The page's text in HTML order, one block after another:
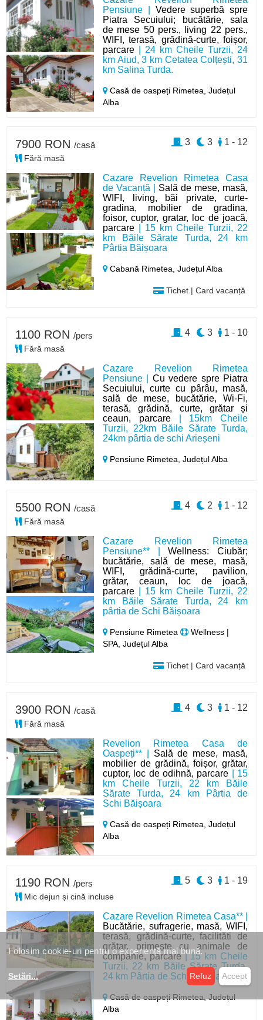
Pensiune | Vedere superbă spre
Piatra Secuiului; bucătărie, sala
de mese 50 pers., living 22 pers.,
WIFI, terasă, grădină-curte, foișor,
parcare | 24 km Cheile Turzii, 24
km Aiud, 3 km Cetatea Colțești, 31
km Salina Turda.
Casă de oaspeți Rimetea,Județul
Alba
Cazare Revelion Rimetea Casa
de Vacanță | Sală de mese, masă,
WIFI, living, băi private, curte-
gradina, mobilier de gradina,
foisor, cuptor, gratar, loc de joacă,
parcare | 15 km Cheile Turzii, 22
km Băile Sărate Turda, 24 km
Pârtia Băișoara
Cabană Rimetea,Județul Alba
Tichet | Card vacanță
7900 RON /casă
Fără masă
1 - 12
3
3
Cazare Revelion Rimetea
Pensiune | Cu vedere spre Piatra
Secuiului, curte cu pârâu, masă,
sală de mese, bucătărie, Wi-Fi,
terasă, grădină, curte, grătar și
ceaun, parcare| 15km Cheile
Turzii, 22km Băile Sărate Turda,
24km pârtia de schi Arieșeni
Pensiune Rimetea,Județul Alba
1100 RON /pers
Fără masă
1 - 10
3
4
Cazare Revelion Rimetea
Pensiune** |Wellness: Ciubăr;
bucătărie, sală de mese, masă,
WIFI, grădină-curte, pavilion,
grătar, ceaun, loc de joacă,
parcare | 15 km Cheile Turzii, 22
km Băile Sărate Turda, 24 km
pârtia de Schi Băișoara
Pensiune Rimetea
Wellness |
SPA, Județul Alba
Tichet | Card vacanță
5500 RON /casă
Fără masă
1 - 12
2
4
Revelion Rimetea Casa de
Oaspeți** | Sală de mese, masă,
mobilier de grădină, foișor, grătar,
cuptor, loc de odihnă, parcare | 15
km Cheile Turzii, 22 km Băile
Sărate Turda, 24 km Pârtia de
Schi Băișoara
Casă de oaspeți Rimetea,Județul
Alba
3900 RON /casă
Fără masă
1 - 12
3
4
Cazare Revelion Rimetea Casa** |
Bucătărie, sufragerie, masă, WIFI,
terasă, grădină-curte, facilităti de
grătar, primește cu animale de
companie, parcare| 15 km Cheile
Turzii, 22 km Băile Sărate Turda,
24 km Pârtia de Schi Băișoara
Casă de oaspeți Rimetea,Județul
Alba
1190 RON /pers
Mic dejun și cină incluse
1 - 19
3
5
Folosim cookie-uri pentru o experiență mai bună.
Setări... Refuz Accept